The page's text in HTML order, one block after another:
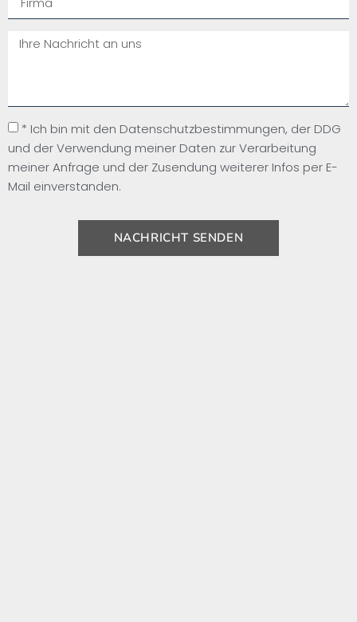
* Ich bin mit den Datenschutzbestimmungen, der DDG
und der Verwendung meiner Daten zur Verarbeitung
meiner Anfrage und der Zusendung weiterer Infos per E-
Mail einverstanden.
NACHRICHT SENDEN